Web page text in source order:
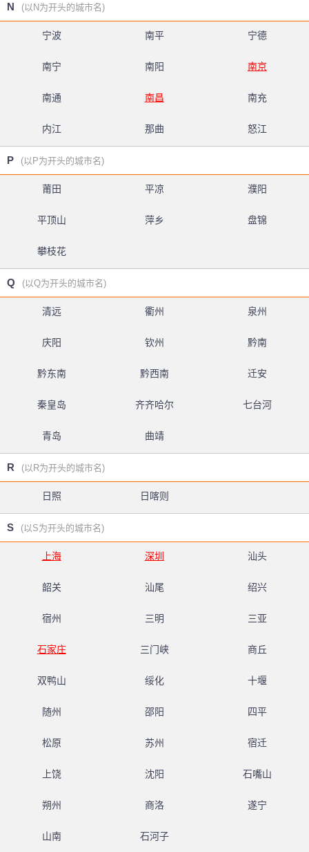
N (以N为开头的城市名)
宁波 南平 宁德
南宁 南阳 南京
南通 南昌 南充
内江 那曲 怒江
P (以P为开头的城市名)
莆田 平凉 濮阳
平顶山 萍乡 盘锦
攀枝花
Q (以Q为开头的城市名)
清远 衢州 泉州
庆阳 钦州 黔南
黔东南 黔西南 迁安
秦皇岛 齐齐哈尔 七台河
青岛 曲靖
R (以R为开头的城市名)
日照 日喀则
S (以S为开头的城市名)
上海 深圳 汕头
韶关 汕尾 绍兴
宿州 三明 三亚
石家庄 三门峡 商丘
双鸭山 绥化 十堰
随州 邵阳 四平
松原 苏州 宿迁
上饶 沈阳 石嘴山
朔州 商洛 遂宁
山南 石河子